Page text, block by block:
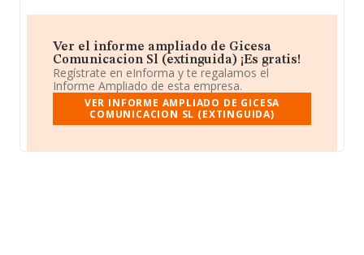
Ver el informe ampliado de Gicesa
Comunicacion Sl (extinguida) ¡Es gratis!
Regístrate en eInforma y te regalamos el
Informe Ampliado de esta empresa.
VER INFORME AMPLIADO DE GICESA
COMUNICACION SL (EXTINGUIDA)